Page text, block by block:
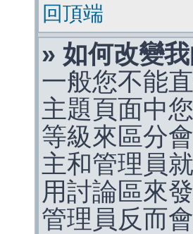
回頂端
» 如何改變
一般您不能
主題頁面中
等級來區分
主和管理員
用討論區來
管理員反而